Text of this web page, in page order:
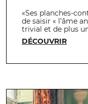
«Ses planches-
de saisir « l’âme
trivial et de plus
DÉCOUVRIR